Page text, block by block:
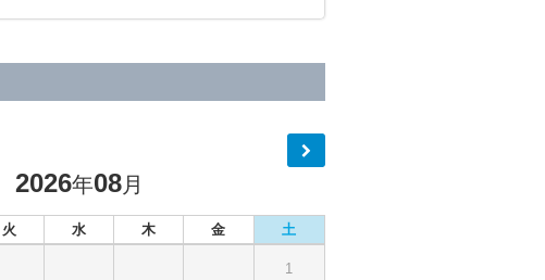
2026年08月
火 水 木 金 土
1